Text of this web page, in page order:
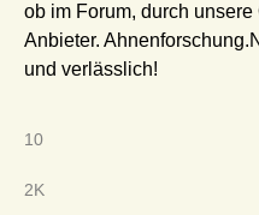
ob im Forum, durch
Anbieter.
und verlässlich!
10
2K